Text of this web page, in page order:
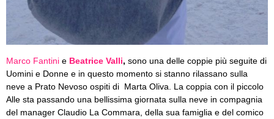
Marco Fantini e Beatrice Valli, sono una delle coppie più seguite di
Uomini e Donne e in questo momento si stanno rilassano sulla
neve a Prato Nevoso ospiti di Marta Oliva. La coppia con il piccolo
Alle sta passando una bellissima giornata sulla neve in compagnia
del manager Claudio La Commara, della sua famiglia e del comico